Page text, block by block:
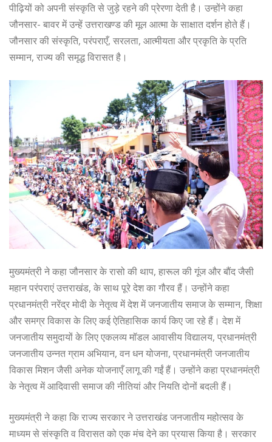
पीढ़ियों को अपनी संस्कृति से जुड़े रहने की प्रेरणा देती है। उन्होंने कहा
जौनसार- बावर में उन्हें उत्तराखण्ड की मूल आत्मा के साक्षात दर्शन होते हैं।
जौनसार की संस्कृति, परंपराएँ, सरलता, आत्मीयता और प्रकृति के प्रति
सम्मान, राज्य की समृद्ध विरासत है।
मुख्यमंत्री ने कहा जौनसार के रासो की थाप, हारूल की गूंज और बौंद जैसी
महान परंपराएं उत्तराखंड, के साथ पूरे देश का गौरव हैं। उन्होंने कहा
प्रधानमंत्री नरेंद्र मोदी के नेतृत्व में देश में जनजातीय समाज के सम्मान, शिक्षा
और समग्र विकास के लिए कई ऐतिहासिक कार्य किए जा रहे हैं। देश में
जनजातीय समुदायों के लिए एकलव्य मॉडल आवासीय विद्यालय, प्रधानमंत्री
जनजातीय उन्नत ग्राम अभियान, वन धन योजना, प्रधानमंत्री जनजातीय
विकास मिशन जैसी अनेक योजनाएँ लागू की गईं हैं। उन्होंने कहा प्रधानमंत्री
के नेतृत्व में आदिवासी समाज की नीतियां और नियति दोनों बदली हैं।
मुख्यमंत्री ने कहा कि राज्य सरकार ने उत्तराखंड जनजातीय महोत्सव के
माध्यम से संस्कृति व विरासत को एक मंच देने का प्रयास किया है। सरकार